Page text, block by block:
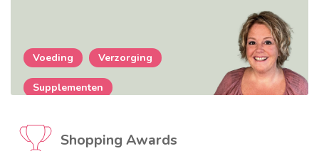
Voeding Verzorging
Supplementen
Shopping Awards